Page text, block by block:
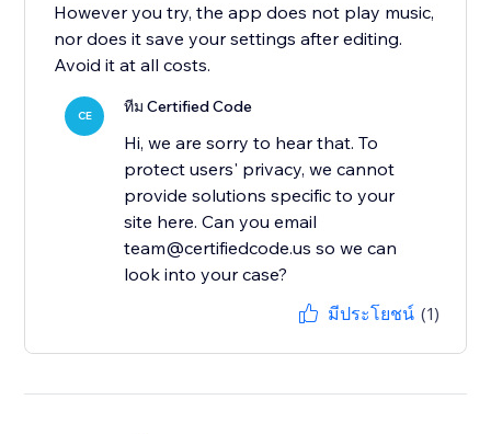
However you try, the app does not play music,
nor does it save your settings after editing.
Avoid it at all costs.
CE ทีม Certified Code
Hi, we are sorry to hear that. To
protect users' privacy, we cannot
provide solutions specific to your
site here. Can you email
team@certifiedcode.us so we can
look into your case?
มีประโยชน์ (1)